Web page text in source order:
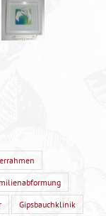
Gipsbauchklinik